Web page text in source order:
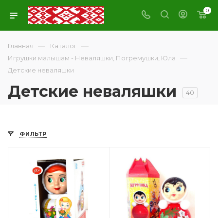
0
Главная — Каталог —
Игрушки малышам - Неваляшки, Погремушки, Юла —
Детские неваляшки
Детские неваляшки 40
ФИЛЬТР